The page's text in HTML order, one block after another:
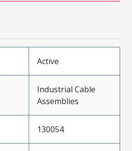
Active
Industrial Cable
Assemblies
130054